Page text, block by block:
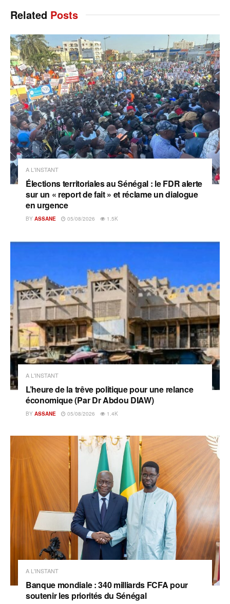
Related Posts
A L'INSTANT
Élections territoriales au Sénégal : le FDR alerte
sur un « report de fait » et réclame un dialogue
en urgence
BY ASSANE 05/08/2026 1.5K
A L'INSTANT
L’heure de la trêve politique pour une relance
économique (Par Dr Abdou DIAW)
BY ASSANE 05/08/2026 1.4K
A L'INSTANT
Banque mondiale : 340 milliards FCFA pour
soutenir les priorités du Sénégal